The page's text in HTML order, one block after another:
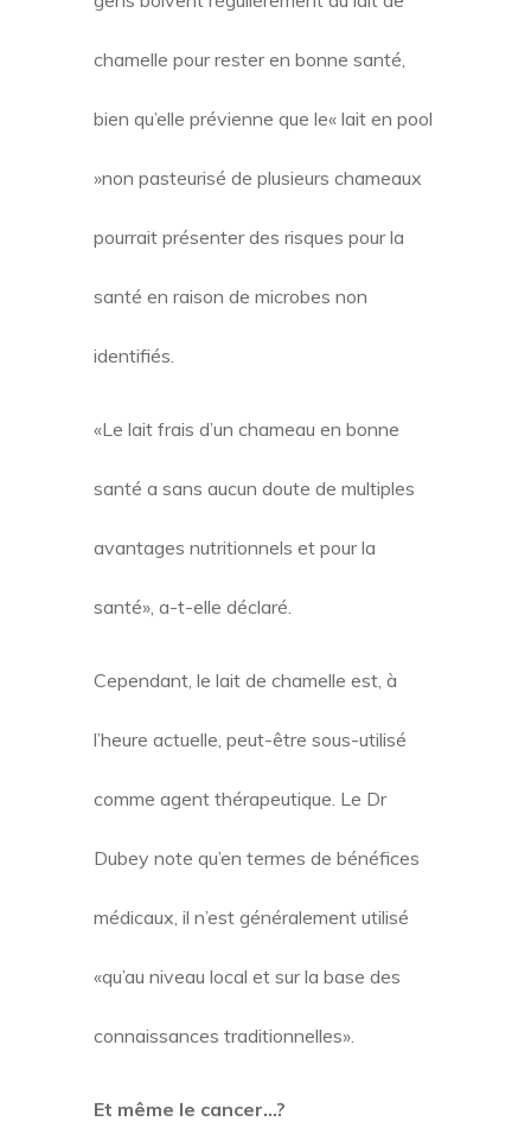
chamelle pour rester en bonne santé,
bien qu’elle prévienne que le« lait en pool
»non pasteurisé de plusieurs chameaux
pourrait présenter des risques pour la
santé en raison de microbes non
identifiés.
«Le lait frais d’un chameau en bonne
santé a sans aucun doute de multiples
avantages nutritionnels et pour la
santé», a-t-elle déclaré.
Cependant, le lait de chamelle est, à
l’heure actuelle, peut-être sous-utilisé
comme agent thérapeutique. Le Dr
Dubey note qu’en termes de bénéfices
médicaux, il n’est généralement utilisé
«qu’au niveau local et sur la base des
connaissances traditionnelles».
Et même le cancer…?